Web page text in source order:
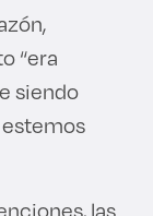
“era
siendo